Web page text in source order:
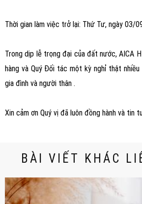
Thời gian làm việc trở lại: Thứ Tư, ngày 03/
Trong dịp lễ trọng đại của đất nước, AICA
hàng và Quý Đối tác một kỳ nghỉ thật nhiều
gia đình và người thân .
Xin cảm ơn Quý vị đã luôn đồng hành và tin
BÀI VIẾT KHÁC